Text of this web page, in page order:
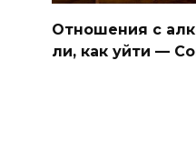
Отношения с
ли, как уйти —